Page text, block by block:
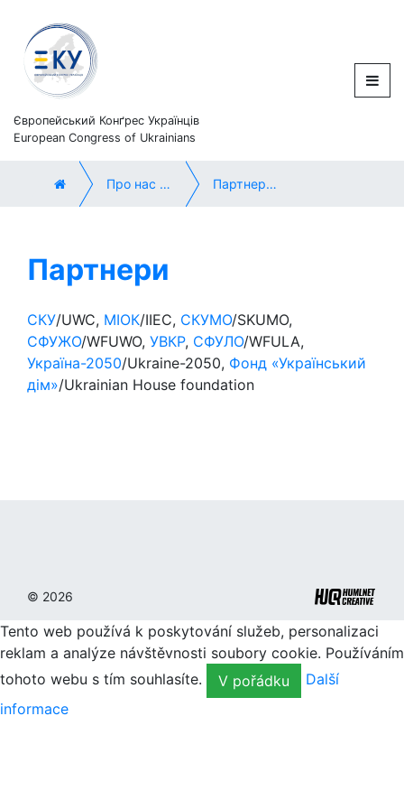
Європейський Конґрес Українців
European Congress of Ukrainians
Про нас / About us Партнери / Partners
Партнери
СКУ/UWC, МІОК/IIEC, СКУМО/SKUMO,
СФУЖО/WFUWO, УВКР, СФУЛО/WFULA,
Україна-2050/Ukraine-2050, Фонд «Український
дім»/Ukrainian House foundation
© 2026
Tento web používá k poskytování služeb, personalizaci
reklam a analýze návštěvnosti soubory cookie. Používáním
tohoto webu s tím souhlasíte.
V pořádku
Další
informace